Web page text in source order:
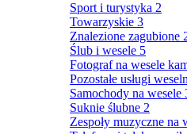
Sport i turystyka 2
Towarzyskie 3
Znalezione zagubione
Ślub i wesele 5
Fotograf na wesele
Pozostałe usługi
Samochody na wesele
Suknie ślubne 2
Zespoły muzyczne na